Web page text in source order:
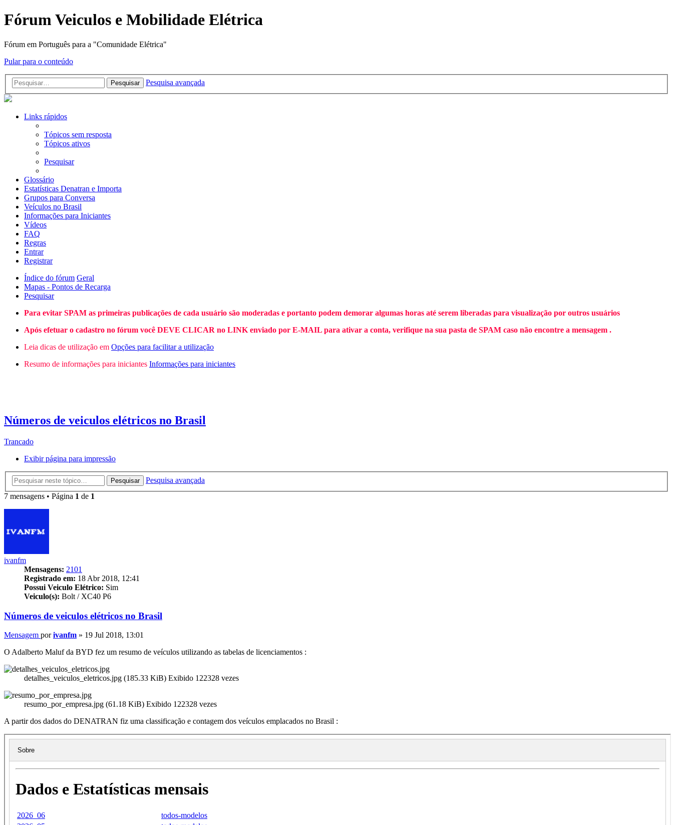
Fórum Veiculos e Mobilidade Elétrica
Fórum em Português para a "Comunidade Elétrica"
Pular para o conteúdo
Pesquisar Pesquisa avançada
Links rápidos
Tópicos sem resposta
Tópicos ativos
Pesquisar
Glossário
Estatísticas Denatran e Importa
Grupos para Conversa
Veículos no Brasil
Informações para Iniciantes
Vídeos
FAQ
Regras
Entrar
Registrar
Índice do fórum Geral
Mapas - Pontos de Recarga
Pesquisar
Para evitar SPAM as primeiras publicações de cada usuário são moderadas e portanto podem demorar algumas horas até serem liberadas para visualização por outros usuários
Após efetuar o cadastro no fórum você DEVE CLICAR no LINK enviado por E-MAIL para ativar a conta, verifique na sua pasta de SPAM caso não encontre a mensagem .
Leia dicas de utilização em Opções para facilitar a utilização
Resumo de informações para iniciantes Informações para iniciantes
Números de veiculos elétricos no Brasil
Trancado
Exibir página para impressão
Pesquisar
Pesquisa avançada
7 mensagens • Página 1 de 1
ivanfm
Mensagens: 2101
Registrado em: 18 Abr 2018, 12:41
Possui Veiculo Elétrico: Sim
Veiculo(s): Bolt / XC40 P6
Números de veiculos elétricos no Brasil
Mensagem porivanfm » 19 Jul 2018, 13:01
O Adalberto Maluf da BYD fez um resumo de veículos utilizando as tabelas de licenciamentos :
detalhes_veiculos_eletricos.jpg (185.33 KiB) Exibido 122328 vezes
resumo_por_empresa.jpg (61.18 KiB) Exibido 122328 vezes
A partir dos dados do DENATRAN fiz uma classificação e contagem dos veículos emplacados no Brasil :